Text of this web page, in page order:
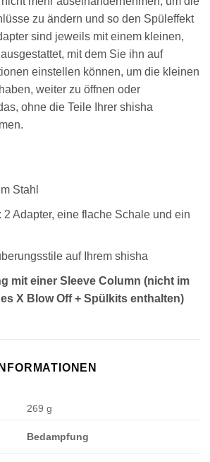
zu ändern und so den Spüleffekt
sind jeweils mit einem kleinen,
mit dem Sie ihn auf
einstellen können, um die kleinen
weiter zu öffnen oder
ohne die Teile Ihrer shisha
Stahl
Adapter, eine flache Schale und ein
auf Ihrem shisha
mit einer Sleeve Column (nicht im
X Blow Off + Spülkits enthalten)
269 g
Bedampfung